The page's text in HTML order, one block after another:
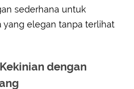
sederhana untuk
yang elegan tanpa terlihat
dengan